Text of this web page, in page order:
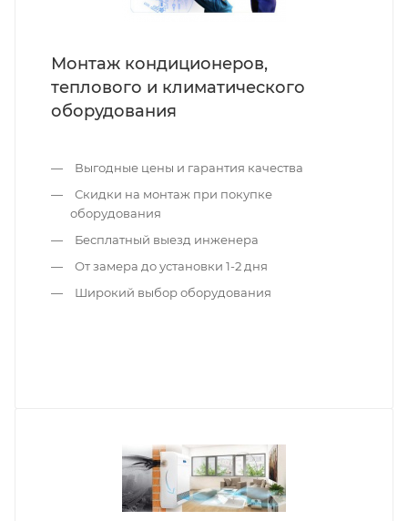
Монтаж кондиционеров,
теплового и климатического
оборудования
Выгодные цены и гарантия качества
Скидки на монтаж при покупке
оборудования
Бесплатный выезд инженера
От замера до установки 1-2 дня
Широкий выбор оборудования